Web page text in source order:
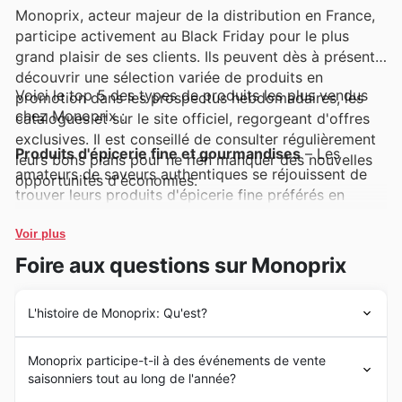
Monoprix, acteur majeur de la distribution en France,
participe activement au Black Friday pour le plus
grand plaisir de ses clients. Ils peuvent dès à présent
découvrir une sélection variée de produits en
promotion dans les prospectus hebdomadaires, les
catalogues et sur le site officiel, regorgeant d'offres
exclusives. Il est conseillé de consulter régulièrement
leurs bons plans pour ne rien manquer des nouvelles
opportunités d'économies.
Voici le top 5 des types de produits les plus vendus
chez Monoprix :
Produits d'épicerie fine et gourmandises– Les
amateurs de saveurs authentiques se réjouissent de
trouver leurs produits d'épicerie fine préférés en
spéciales, souvent mises en avant dans les Monoprix
deals, permettent de s'offrir des moments de plaisir
gourmand à prix réduit.
Beauté et soins de la personne
beauté et de soins sont toujours très prisées pendant
les périodes de soldes. Les Monoprix Black Friday
sales proposent des réductions exceptionnelles sur
une multitude de marques, rendant l'accès aux
Voir plus
Foire aux questions sur Monoprix
L'histoire de Monoprix: Qu'est?
marquante dans l'histoire du commerce français,
lorsque le premier magasin a ouvert ses portes à Paris.
Monoprix participe-t-il à des événements de vente
saisonniers tout au long de l'année?